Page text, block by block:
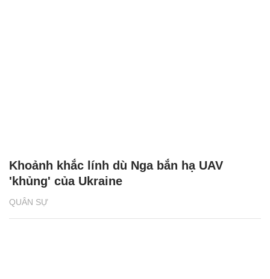
QUÂN SỰ
Khoảnh khắc lính dù Nga bắn hạ UAV
'khủng' của Ukraine